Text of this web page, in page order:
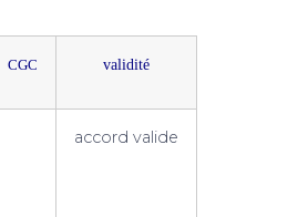
CGC validité
accord valide